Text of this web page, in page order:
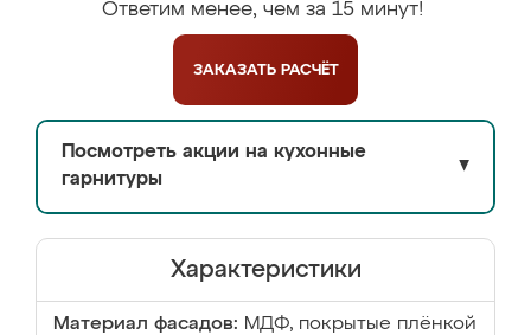
Ответим менее, чем за 15 минут!
ЗАКАЗАТЬ РАСЧЁТ
Посмотреть акции на кухонные
гарнитуры
▼
Характеристики
Материал фасадов: МДФ, покрытые плёнкой